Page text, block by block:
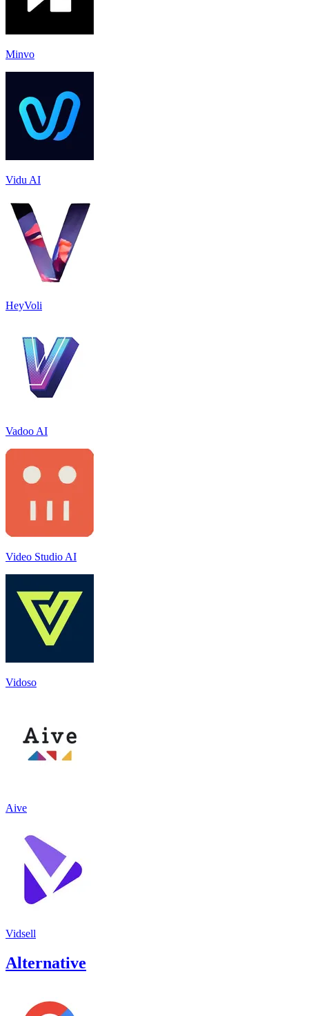
Minvo
Vidu AI
HeyVoli
Vadoo AI
Video Studio AI
Vidoso
Aive
Vidsell
Alternative